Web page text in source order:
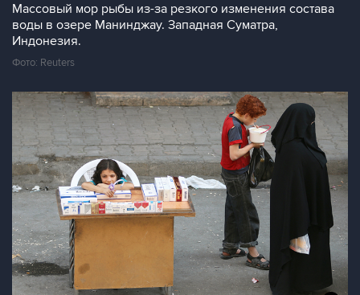
Массовый мор рыбы из-за резкого изменения состава
воды в озере Манинджау. Западная Суматра,
Индонезия.
Фото: Reuters